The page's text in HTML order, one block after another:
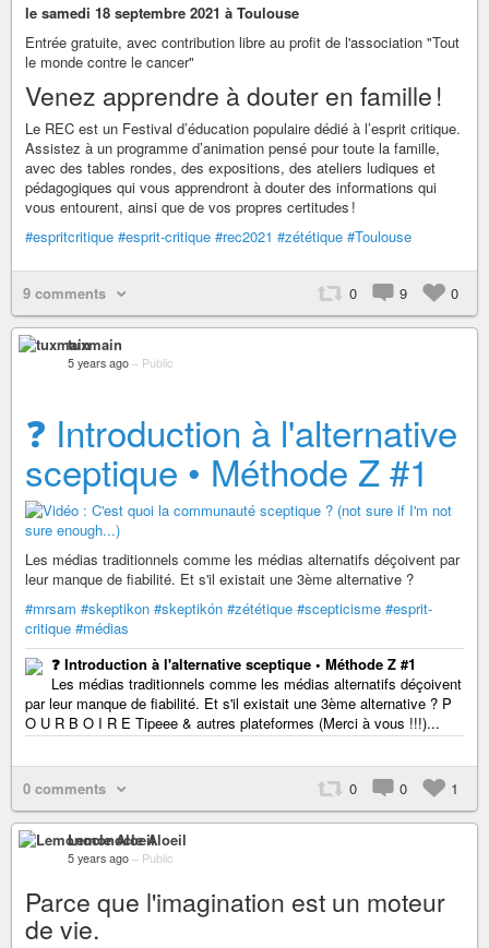
le samedi 18 septembre 2021 à Toulouse
Entrée gratuite, avec contribution libre au profit de l'association "Tout
le monde contre le cancer"
Venez apprendre à douter en famille !
Le REC est un Festival d’éducation populaire dédié à l’esprit critique.
Assistez à un programme d’animation pensé pour toute la famille,
avec des tables rondes, des expositions, des ateliers ludiques et
pédagogiques qui vous apprendront à douter des informations qui
vous entourent, ainsi que de vos propres certitudes !
#espritcritique #esprit-critique #rec2021 #zététique #Toulouse
9 comments 0 9 0
tuxmain
5 years ago – Public
❓ Introduction à l'alternative
sceptique • Méthode Z#1
Les médias traditionnels comme les médias alternatifs déçoivent par
leur manque de fiabilité. Et s'il existait une 3ème alternative ?
#mrsam #skeptikon #skeptikón #zététique #scepticisme #esprit-
critique #médias
❓ Introduction à l'alternative sceptique • Méthode Z #1
Les médias traditionnels comme les médias alternatifs déçoivent
par leur manque de fiabilité. Et s'il existait une 3ème alternative ? P
O U R B O I R E Tipeee & autres plateformes (Merci à vous !!!)...
0 comments 0 0 1
Lemonocle Aloeil
5 years ago – Public
Parce que l'imagination est un moteur
de vie.